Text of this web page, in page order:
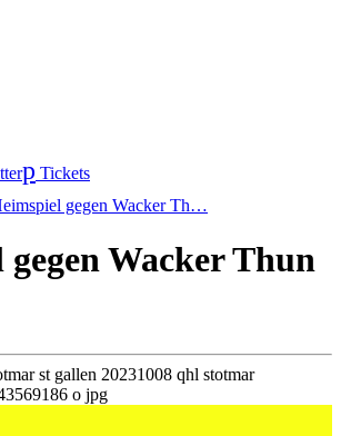
Tickets
gegen Wacker Th…
Wacker Thun